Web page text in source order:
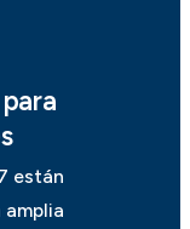
están
amplia